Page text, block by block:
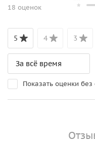
18 оценок
5 4 3
Показать оценки без